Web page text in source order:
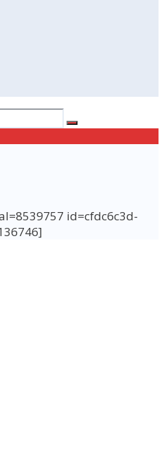
id=cfdc6c3d-